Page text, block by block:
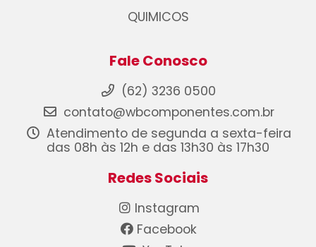
QUIMICOS
Fale Conosco
(62) 3236 0500
contato@wbcomponentes.com.br
Atendimento de segunda a sexta-feira
das 08h às 12h e das 13h30 às 17h30
Redes Sociais
Instagram
Facebook